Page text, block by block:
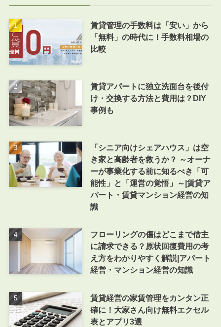
賃貸管理の手数料は「安い」から
「無料」の時代に！手数料相場の
比較
賃貸アパートに独立洗面台を後付
け・交換する方法と費用は？DIY
事例も
「シニア向けシェアハウス」は空
き家と高齢者を救うか？ ～オーナ
ーが事業化する前に知るべき「可
能性」と「運営の覚悟」～|賃貸ア
パート・賃貸マンション経営の知
識
フローリングの傷はどこまで借主
に請求できる？原状回復費用の考
え方をわかりやすく解説|アパート
経営・マンション経営の知識
賃貸経営の家賃管理をカンタン正
確に！大家さん向け無料エクセル
表とアプリ3選